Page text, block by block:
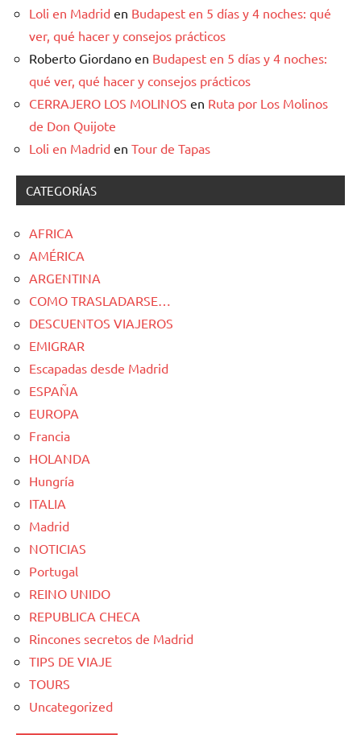
Loli en Madrid en Budapest en 5 días y 4 noches: qué
ver, qué hacer y consejos prácticos
Roberto Giordano en Budapest en 5 días y 4 noches:
qué ver, qué hacer y consejos prácticos
CERRAJERO LOS MOLINOS en Ruta por Los Molinos
de Don Quijote
Loli en Madrid en Tour de Tapas
CATEGORÍAS
AFRICA
AMÉRICA
ARGENTINA
COMO TRASLADARSE…
DESCUENTOS VIAJEROS
EMIGRAR
Escapadas desde Madrid
ESPAÑA
EUROPA
Francia
HOLANDA
Hungría
ITALIA
Madrid
NOTICIAS
Portugal
REINO UNIDO
REPUBLICA CHECA
Rincones secretos de Madrid
TIPS DE VIAJE
TOURS
Uncategorized